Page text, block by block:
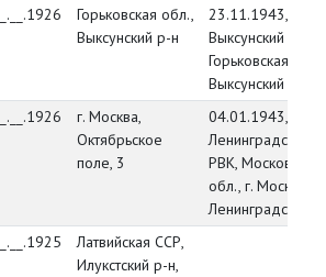
__.__.1926
Горьковская обл.,
Выксунский р-н
23.11.1943,
Выксунский РВК,
Горьковская обл.,
Выксунский р-н
__.__.1926
г. Москва,
Октябрьское
поле, 3
04.01.1943,
Ленинградский
РВК, Московская
обл., г. Москва,
Ленинградский
__.__.1925
Латвийская ССР,
Илукстский р-н,